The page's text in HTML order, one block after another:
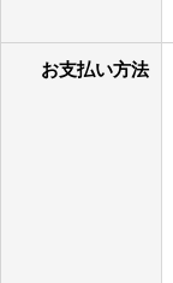
お支払い方法